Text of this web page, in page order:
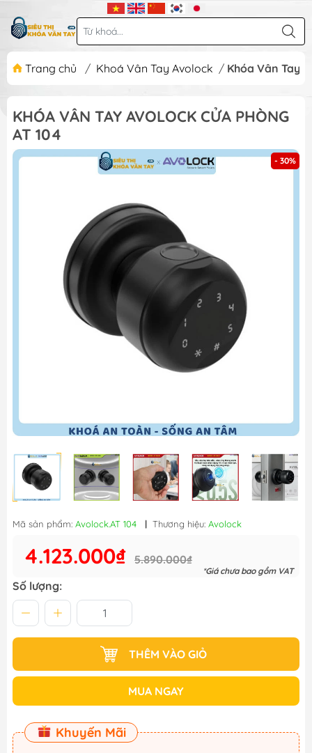
Trang chủ / Khoá Vân Tay Avolock / Khóa Vân Tay
KHÓA VÂN TAY AVOLOCK CỬA PHÒNG
AT 104
- 30%
Mã sản phẩm: Avolock.AT 104 | Thương hiệu: Avolock
4.123.000₫ 5.890.000₫
*Giá chưa bao gồm VAT
Số lượng:
THÊM VÀO GIỎ
MUA NGAY
Khuyến Mãi